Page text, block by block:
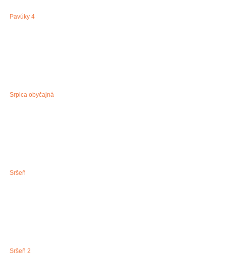
Pavúky 4
Srpica obyčajná
Sršeň
Sršeň 2